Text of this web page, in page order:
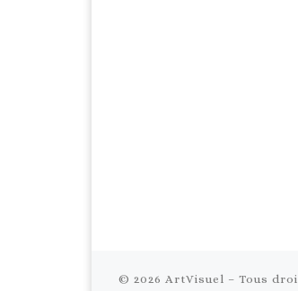
© 2026 ArtVisuel – Tous